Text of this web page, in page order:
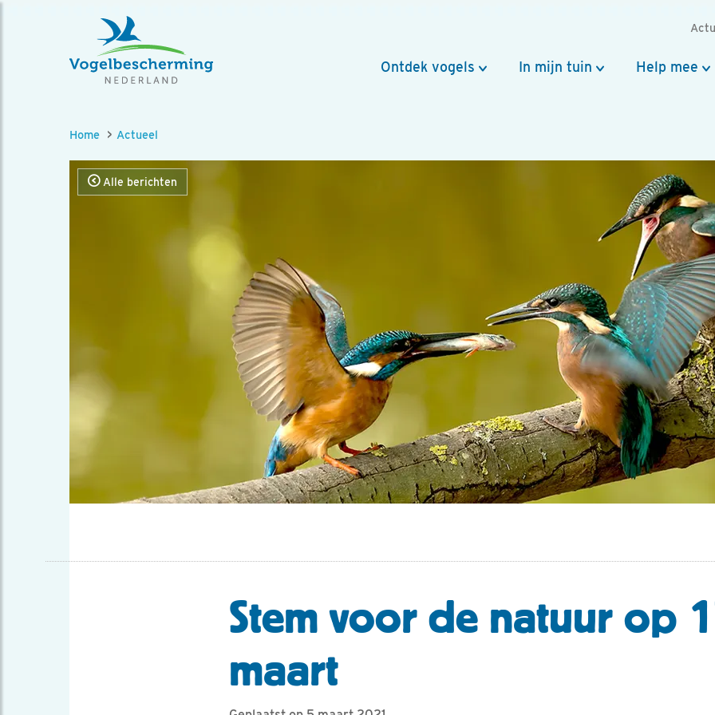
Ontdek vogels In mijn tuin Help mee
Home Actueel
Alle berichten
Stem voor de natuur op
maart